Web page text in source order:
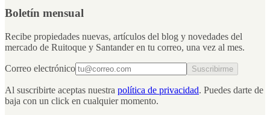
Boletín mensual
Recibe propiedades nuevas, artículos del blog y novedades del
mercado de Ruitoque y Santander en tu correo, una vez al mes.
Correo electrónico Suscribirme
Al suscribirte aceptas nuestra política de privacidad. Puedes darte de
baja con un click en cualquier momento.